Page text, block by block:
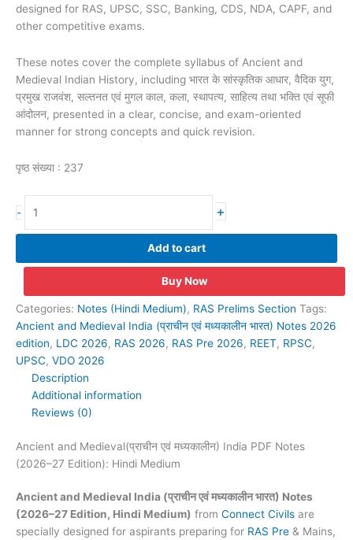
designed for RAS, UPSC, SSC, Banking, CDS, NDA, CAPF, and
other competitive exams.
These notes cover the complete syllabus of Ancient and
Medieval Indian History, including भारत के सांस्कृतिक आधार, वैदिक युग,
प्रमुख राजवंश, सल्तनत एवं मुगल काल, कला, स्थापत्य, साहित्य तथा भक्ति एवं सूफी
आंदोलन, presented in a clear, concise, and exam-oriented
manner for strong concepts and quick revision.
पृष्ठ संख्या : 237
-
and
Medieval(प्राचीन
मध्यकालीन)
PDF
Notes
(2026–
27
Edition):
Hindi
Medium
+
Add to cart
Buy Now
Categories: Notes (Hindi Medium), RAS Prelims Section Tags:
Ancient and Medieval India (प्राचीन एवं मध्यकालीन भारत) Notes 2026
edition, LDC 2026, RAS 2026, RAS Pre 2026, REET, RPSC,
UPSC, VDO 2026
Description
Additional information
Reviews (0)
Ancient and Medieval(प्राचीन एवं मध्यकालीन) India PDF Notes
(2026–27 Edition): Hindi Medium
Ancient and Medieval India (प्राचीन एवं मध्यकालीन भारत) Notes
(2026–27 Edition, Hindi Medium) from Connect Civils are
specially designed for aspirants preparing for RAS Pre & Mains,